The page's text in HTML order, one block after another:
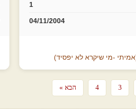
1
04/11/2004
-מי שיקרא לא יפסיד)
3
4 הבא »